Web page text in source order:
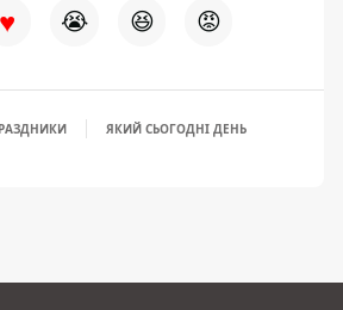
♥ 😭 😆 😡
ЯКИЙ СЬОГОДНІ ДЕНЬ